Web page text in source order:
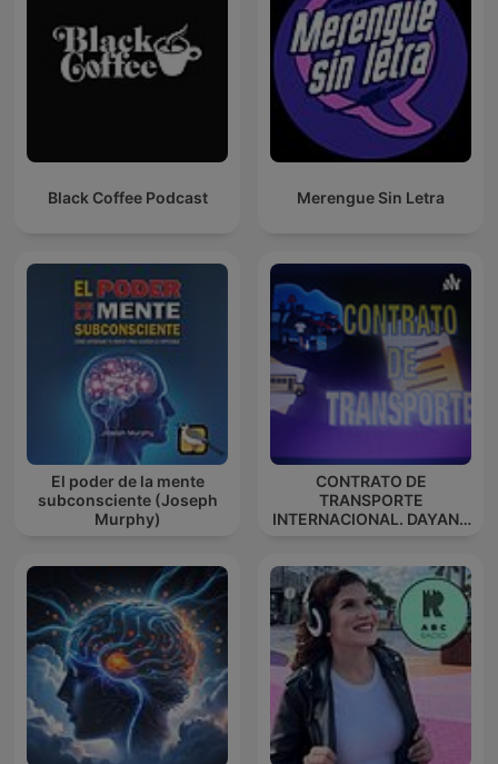
Black Coffee Podcast Merengue Sin Letra
El poder de la mente
subconsciente (Joseph
Murphy)
CONTRATO DE
TRANSPORTE
INTERNACIONAL. DAYANA